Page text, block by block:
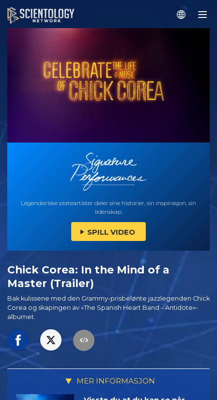
Legendariske plateartister deler sine historier, sin inspirasjon, sin
lidenskap.
SPILL VIDEO
Chick Corea: In the Mind of a
Master (Trailer)
Bak kulissene med den Grammy-prisbelønte jazzlegenden Chick
Corea og skapingen av «The Spanish Heart Band – Antidote»-
albumet.
MER INFORMASJON